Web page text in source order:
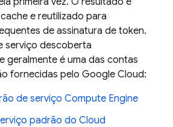
e reutilizado para
de assinatura de token.
serviço descoberta
geralmente é uma das contas
fornecidas pelo Google Cloud:
de serviço Compute Engine
padrão do Cloud